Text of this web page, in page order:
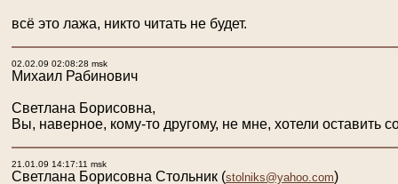
всё это лажа, никто читать не будет.
02.02.09 02:08:28 msk
Михаил Рабинович
Светлана Борисовна,
Вы, наверное, кому-то другому, не мне, хотели оставить
21.01.09 14:17:11 msk
Светлана Борисовна Стольник (stolniks@yahoo.com)